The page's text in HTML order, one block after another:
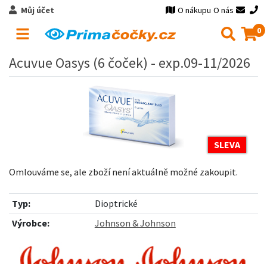
Můj účet O nákupu O nás
0
Acuvue Oasys (6 čoček) - exp.09-11/2026
SLEVA
Omlouváme se, ale zboží není aktuálně možné zakoupit.
Typ:
Dioptrické
Výrobce:
Johnson & Johnson